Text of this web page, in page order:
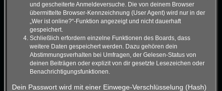
und gescheiterte Anmeldeversuche. Die von deinem Browser
übermittelte Browser-Kennzeichnung (User Agent) wird nur in der
„Wer ist online?“-Funktion angezeigt und nicht dauerhaft
gespeichert.
Schließlich erfordern einzelne Funktionen des Boards, dass
weitere Daten gespeichert werden. Dazu gehören dein
Abstimmungsverhalten bei Umfragen, der Gelesen-Status von
deinen Beiträgen oder explizit von dir gesetzte Lesezeichen oder
Benachrichtigungsfunktionen.
Dein Passwort wird mit einer Einwege-Verschlüsselung (Hash)